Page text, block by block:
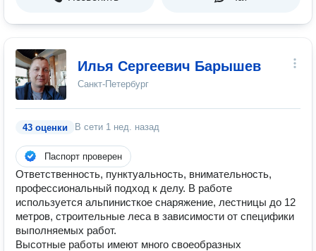
Илья Сергеевич Барышев
Санкт-Петербург
43 оценки В сети 1 нед. назад
Паспорт проверен
Ответственность, пунктуальность, внимательность,
профессиональный подход к делу. В работе
используется альпинисткое снаряжение, лестницы до 12
метров, строительные леса в зависимости от специфики
выполняемых работ.
Высотные работы имеют много своеобразных